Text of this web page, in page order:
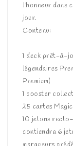
l'honneur dans
jour.
Contenu:
1 deck prêt-à-
légendaires
Premium)
1 booster
25 cartes
10 jetons recto-
contiendra 6